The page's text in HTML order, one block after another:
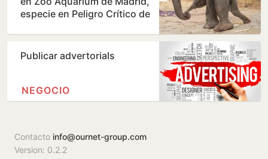
especie en Peligro Crítico de
Publicar advertorials
NEGOCIO
Contacto info@ournet-group.com
Version: 0.2.2